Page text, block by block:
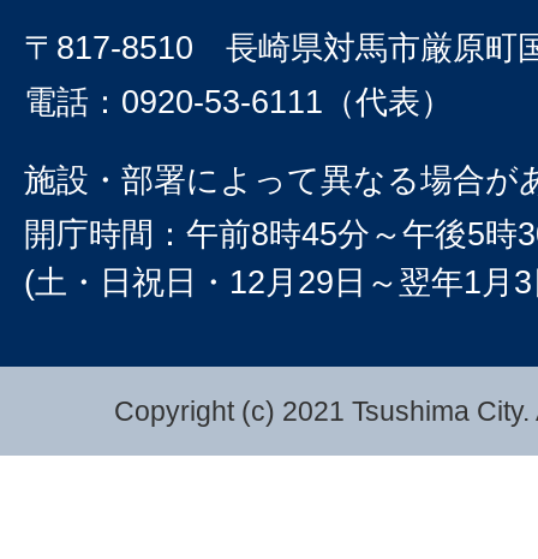
〒817-8510 長崎県対馬市厳原町
電話：0920-53-6111（代表）
施設・部署によって異なる場合が
開庁時間：午前8時45分～午後5時
(土・日祝日・12月29日～翌年1月
Copyright (c) 2021 Tsushima